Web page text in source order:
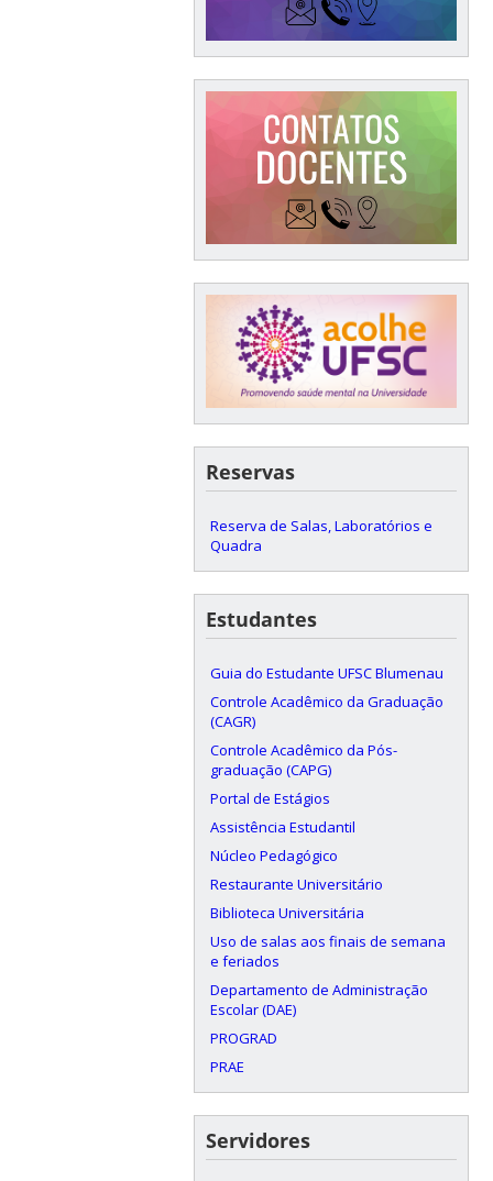
Reservas
Reserva de Salas, Laboratórios e
Quadra
Estudantes
Guia do Estudante UFSC Blumenau
Controle Acadêmico da Graduação
(CAGR)
Controle Acadêmico da Pós-
graduação (CAPG)
Portal de Estágios
Assistência Estudantil
Núcleo Pedagógico
Restaurante Universitário
Biblioteca Universitária
Uso de salas aos finais de semana
e feriados
Departamento de Administração
Escolar (DAE)
PROGRAD
PRAE
Servidores